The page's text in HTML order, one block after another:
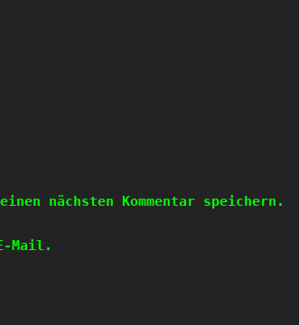
nächsten Kommentar speichern.
Mail.